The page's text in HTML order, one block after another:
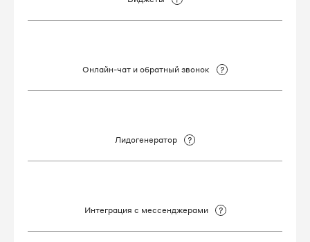
Онлайн-чат и обратный звонок
Лидогенератор
Интеграция с мессенджерами